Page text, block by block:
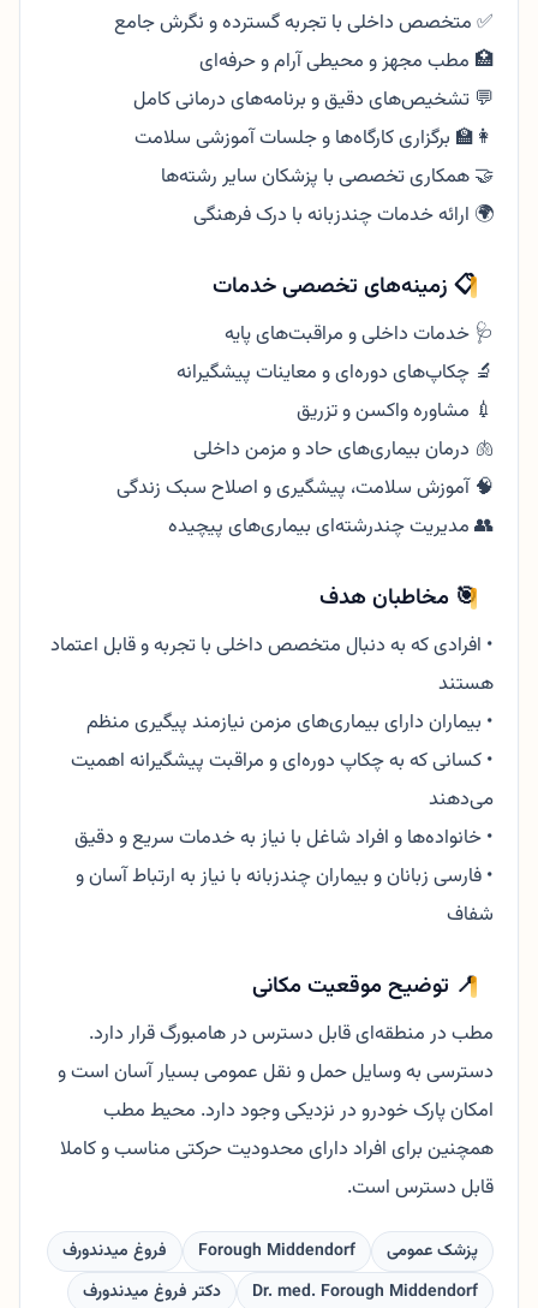
✅ متخصص داخلی با تجربه گسترده و نگرش جامع
🏥 مطب مجهز و محیطی آرام و حرفه‌ای
💬 تشخیص‌های دقیق و برنامه‌های درمانی کامل
👩‍🏫 برگزاری کارگاه‌ها و جلسات آموزشی سلامت
🤝 همکاری تخصصی با پزشکان سایر رشته‌ها
🌍 ارائه خدمات چندزبانه با درک فرهنگی
📋 زمینه‌های تخصصی خدمات
🩺 خدمات داخلی و مراقبت‌های پایه
🔬 چکاپ‌های دوره‌ای و معاینات پیشگیرانه
💉 مشاوره واکسن و تزریق
🫁 درمان بیماری‌های حاد و مزمن داخلی
🧠 آموزش سلامت، پیشگیری و اصلاح سبک زندگی
👥 مدیریت چندرشته‌ای بیماری‌های پیچیده
🎯 مخاطبان هدف
• افرادی که به دنبال متخصص داخلی با تجربه و قابل اعتماد
هستند
• بیماران دارای بیماری‌های مزمن نیازمند پیگیری منظم
• کسانی که به چکاپ دوره‌ای و مراقبت پیشگیرانه اهمیت
می‌دهند
• خانواده‌ها و افراد شاغل با نیاز به خدمات سریع و دقیق
• فارسی زبانان و بیماران چندزبانه با نیاز به ارتباط آسان و
شفاف
📍 توضیح موقعیت مکانی
مطب در منطقه‌ای قابل دسترس در هامبورگ قرار دارد.
دسترسی به وسایل حمل و نقل عمومی بسیار آسان است و
امکان پارک خودرو در نزدیکی وجود دارد. محیط مطب
همچنین برای افراد دارای محدودیت حرکتی مناسب و کاملا
قابل دسترس است.
پزشک عمومی Forough Middendorf
فروغ میدندورف
Dr. med. Forough Middendorf
دکتر فروغ میدندورف